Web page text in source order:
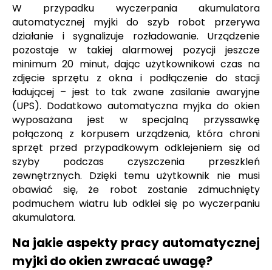
W przypadku wyczerpania akumulatora
automatycznej myjki do szyb robot przerywa
działanie i sygnalizuje rozładowanie. Urządzenie
pozostaje w takiej alarmowej pozycji jeszcze
minimum 20 minut, dając użytkownikowi czas na
zdjęcie sprzętu z okna i podłączenie do stacji
ładującej – jest to tak zwane zasilanie awaryjne
(UPS). Dodatkowo automatyczna myjka do okien
wyposażana jest w specjalną przyssawkę
połączoną z korpusem urządzenia, która chroni
sprzęt przed przypadkowym odklejeniem się od
szyby podczas czyszczenia przeszkleń
zewnętrznych. Dzięki temu użytkownik nie musi
obawiać się, że robot zostanie zdmuchnięty
podmuchem wiatru lub odklei się po wyczerpaniu
akumulatora.
Na jakie aspekty pracy automatycznej
myjki do okien zwracać uwagę?